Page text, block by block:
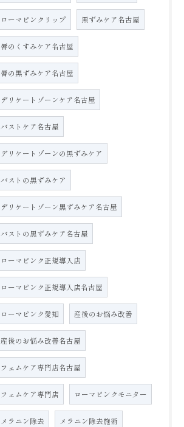
ローマピンクリップ 黒ずみケア名古屋
唇のくすみケア名古屋
唇の黒ずみケア名古屋
デリケートゾーンケア名古屋
バストケア名古屋
デリケートゾーンの黒ずみケア
バストの黒ずみケア
デリケートゾーン黒ずみケア名古屋
バストの黒ずみケア名古屋
ローマピンク正規導入店
ローマピンク正規導入店名古屋
ローマピンク愛知 産後のお悩み改善
産後のお悩み改善名古屋
フェムケア専門店名古屋
フェムケア専門店 ローマピンクモニター
メラニン除去 メラニン除去施術